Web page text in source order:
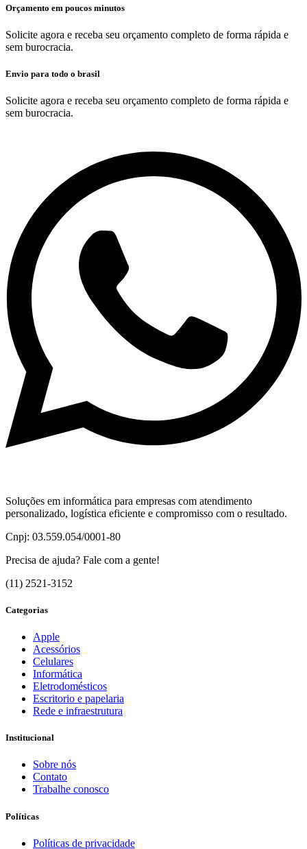
Orçamento em poucos minutos
Solicite agora e receba seu orçamento completo de forma rápida e
sem burocracia.
Envio para todo o brasil
Solicite agora e receba seu orçamento completo de forma rápida e
sem burocracia.
Soluções em informática para empresas com atendimento
personalizado, logística eficiente e compromisso com o resultado.
Cnpj: 03.559.054/0001-80
Precisa de ajuda? Fale com a gente!
(11) 2521-3152
Categorias
Apple
Acessórios
Celulares
Informática
Eletrodomésticos
Escritorio e papelaria
Rede e infraestrutura
Institucional
Sobre nós
Contato
Trabalhe conosco
Políticas
Políticas de privacidade